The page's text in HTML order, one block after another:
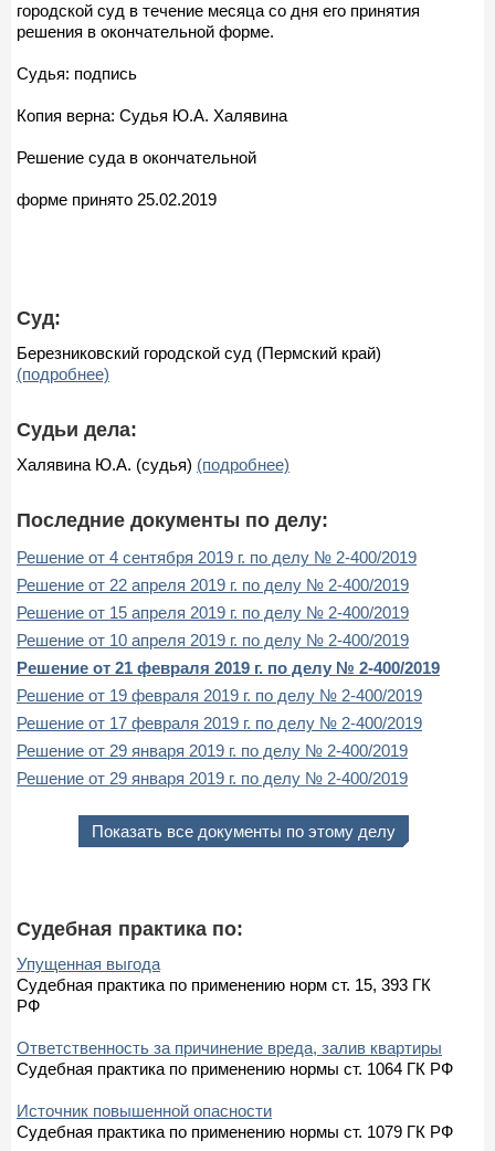
городской суд в течение месяца со дня его принятия
решения в окончательной форме.
Судья: подпись
Копия верна: Судья Ю.А. Халявина
Решение суда в окончательной
форме принято 25.02.2019
Суд:
Березниковский городской суд (Пермский край)
(подробнее)
Судьи дела:
Халявина Ю.А. (судья) (подробнее)
Последние документы по делу:
Решение от 4 сентября 2019 г. по делу № 2-400/2019
Решение от 22 апреля 2019 г. по делу № 2-400/2019
Решение от 15 апреля 2019 г. по делу № 2-400/2019
Решение от 10 апреля 2019 г. по делу № 2-400/2019
Решение от 21 февраля 2019 г. по делу № 2-400/2019
Решение от 19 февраля 2019 г. по делу № 2-400/2019
Решение от 17 февраля 2019 г. по делу № 2-400/2019
Решение от 29 января 2019 г. по делу № 2-400/2019
Решение от 29 января 2019 г. по делу № 2-400/2019
Показать все документы по этому делу
Судебная практика по:
Упущенная выгода
Судебная практика по применению норм ст. 15, 393 ГК
РФ
Ответственность за причинение вреда, залив квартиры
Судебная практика по применению нормы ст. 1064 ГК РФ
Источник повышенной опасности
Судебная практика по применению нормы ст. 1079 ГК РФ